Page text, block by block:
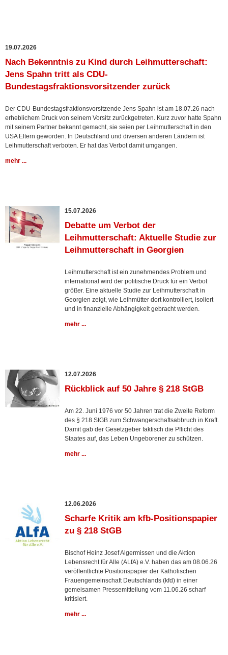
19.07.2026
Nach Bekenntnis zu Kind durch Leihmutterschaft:
Jens Spahn tritt als CDU-
Bundestagsfraktionsvorsitzender zurück
Der CDU-Bundestagsfraktionsvorsitzende Jens Spahn ist am 18.07.26 nach
erheblichem Druck von seinem Vorsitz zurückgetreten. Kurz zuvor hatte Spahn
mit seinem Partner bekannt gemacht, sie seien per Leihmutterschaft in den
USA Eltern geworden. In Deutschland und diversen anderen Ländern ist
Leihmutterschaft verboten. Er hat das Verbot damit umgangen.
mehr ...
15.07.2026
Debatte um Verbot der
Leihmutterschaft: Aktuelle Studie zur
Leihmutterschaft in Georgien
Leihmutterschaft ist ein zunehmendes Problem und
international wird der politische Druck für ein Verbot
größer. Eine aktuelle Studie zur Leihmutterschaft in
Georgien zeigt, wie Leihmütter dort kontrolliert, isoliert
und in finanzielle Abhängigkeit gebracht werden.
mehr ...
12.07.2026
Rückblick auf 50 Jahre § 218 StGB
Am 22. Juni 1976 vor 50 Jahren trat die Zweite Reform
des § 218 StGB zum Schwangerschaftsabbruch in Kraft.
Damit gab der Gesetzgeber faktisch die Pflicht des
Staates auf, das Leben Ungeborener zu schützen.
mehr ...
12.06.2026
Scharfe Kritik am kfb-Positionspapier
zu § 218 StGB
Bischof Heinz Josef Algermissen und die Aktion
Lebensrecht für Alle (ALfA) e.V. haben das am 08.06.26
veröffentlichte Positionspapier der Katholischen
Frauengemeinschaft Deutschlands (kfd) in einer
gemeisamen Pressemitteilung vom 11.06.26 scharf
kritisiert.
mehr ...